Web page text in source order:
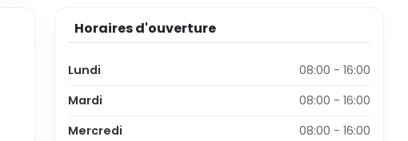
Horaires d'ouverture
Lundi
08:00 - 16:00
Mardi
08:00 - 16:00
Mercredi
08:00 - 16:00